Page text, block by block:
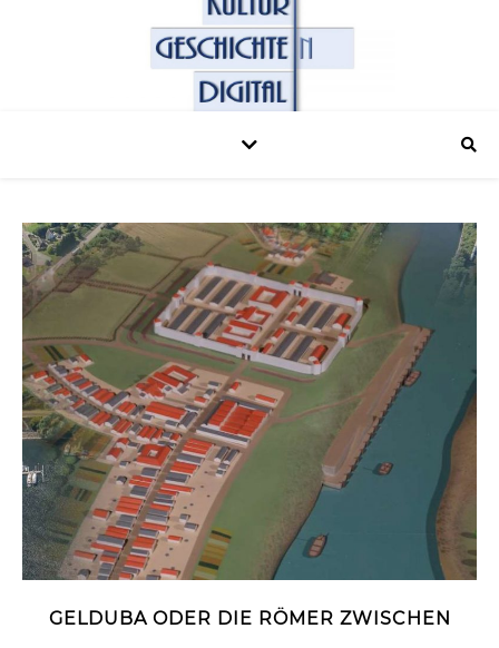
GELDUBA ODER DIE RÖMER ZWISCHEN